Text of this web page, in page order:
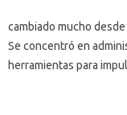
cambiado mucho
Se concentró en
herramientas para